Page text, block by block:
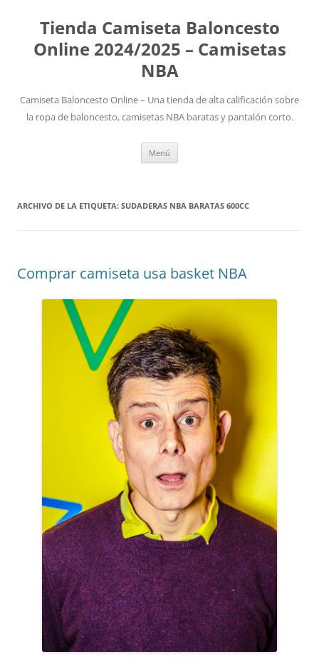
Tienda Camiseta Baloncesto
Online 2024/2025 – Camisetas
NBA
Camiseta Baloncesto Online – Una tienda de alta calificación sobre
la ropa de baloncesto, camisetas NBA baratas y pantalón corto.
Menú
ARCHIVO DE LA ETIQUETA: SUDADERAS NBA BARATAS 600CC
Comprar camiseta usa basket NBA